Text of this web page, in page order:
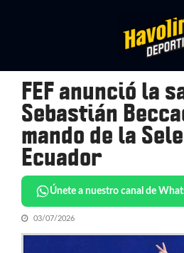
FEF anunció la
Sebastián
mando de la
Ecuador
Únete a nuestro canal de
03/07/2026